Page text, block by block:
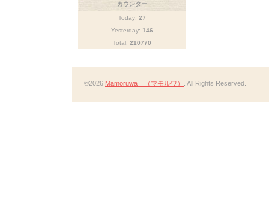
カウンター
Today: 27
Yesterday: 146
Total: 210770
©2026 Mamoruwa （マモルワ） . All Rights Reserved.